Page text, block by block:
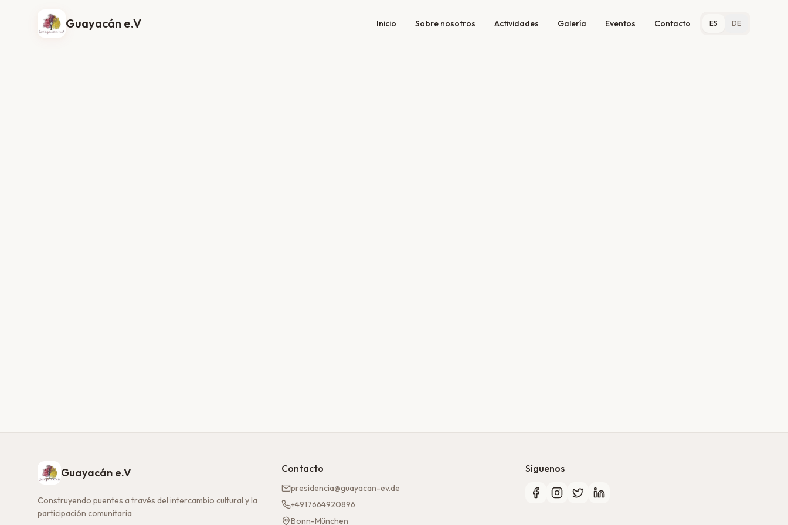
Guayacán e.V Inicio Sobre nosotros Actividades Galería Eventos Contacto ES DE
Guayacán e.V
Construyendo puentes a través del intercambio cultural y la
participación comunitaria
Contacto
presidencia@guayacan-ev.de
+4917664920896
Bonn-München
Síguenos